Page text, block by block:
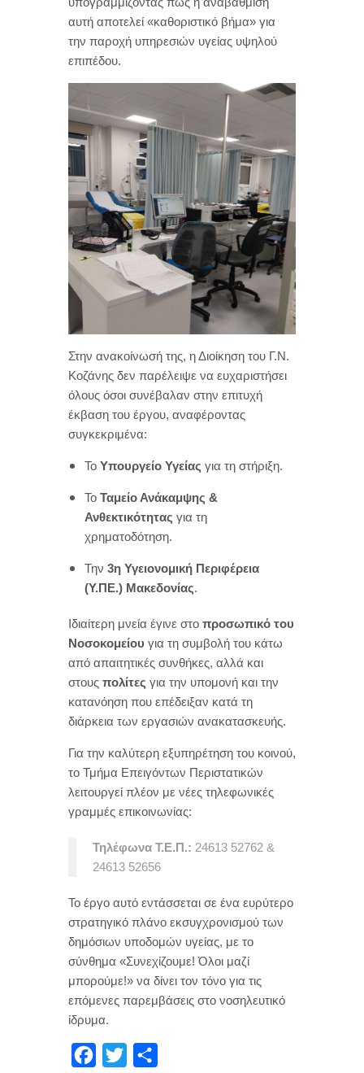
αυτή αποτελεί «καθοριστικό βήμα» για
την παροχή υπηρεσιών υγείας υψηλού
επιπέδου.
Στην ανακοίνωσή της, η Διοίκηση του Γ.Ν.
Κοζάνης δεν παρέλειψε να ευχαριστήσει
όλους όσοι συνέβαλαν στην επιτυχή
έκβαση του έργου, αναφέροντας
συγκεκριμένα:
Το Υπουργείο Υγείας για τη στήριξη.
Το Ταμείο Ανάκαμψης &
Ανθεκτικότητας για τη
χρηματοδότηση.
Την 3η Υγειονομική Περιφέρεια
(Υ.ΠΕ.) Μακεδονίας.
Ιδιαίτερη μνεία έγινε στο προσωπικό του
Νοσοκομείου για τη συμβολή του κάτω
από απαιτητικές συνθήκες, αλλά και
στους πολίτες για την υπομονή και την
κατανόηση που επέδειξαν κατά τη
διάρκεια των εργασιών ανακατασκευής.
Για την καλύτερη εξυπηρέτηση του κοινού,
το Τμήμα Επειγόντων Περιστατικών
λειτουργεί πλέον με νέες τηλεφωνικές
γραμμές επικοινωνίας:
Τηλέφωνα Τ.Ε.Π.: 24613 52762 &
24613 52656
Το έργο αυτό εντάσσεται σε ένα ευρύτερο
στρατηγικό πλάνο εκσυγχρονισμού των
δημόσιων υποδομών υγείας, με το
σύνθημα «Συνεχίζουμε! Όλοι μαζί
μπορούμε!» να δίνει τον τόνο για τις
επόμενες παρεμβάσεις στο νοσηλευτικό
ίδρυμα.